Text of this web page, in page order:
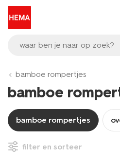
waar ben je naar op zoek?
bamboe rompertjes
bamboe
bamboe rompertjes
filter en sorteer